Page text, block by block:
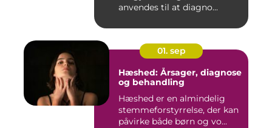
anvendes til at diagno...
01. sep
Hæshed: Årsager, diagnose
og behandling
Hæshed er en almindelig
stemmeforstyrrelse, der kan
påvirke både børn og vo...